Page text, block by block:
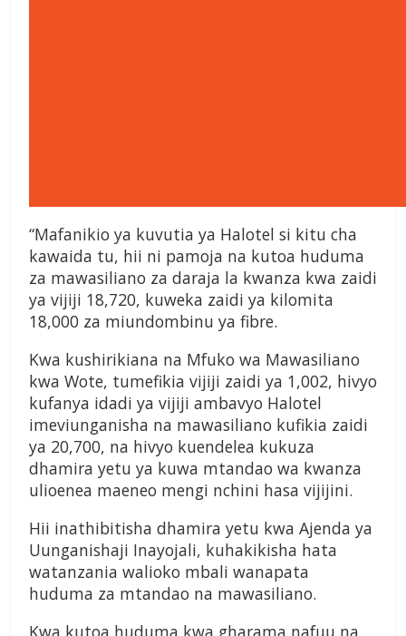
“Mafanikio ya kuvutia ya Halotel si kitu cha
kawaida tu, hii ni pamoja na kutoa huduma
za mawasiliano za daraja la kwanza kwa zaidi
ya vijiji 18,720, kuweka zaidi ya kilomita
18,000 za miundombinu ya fibre.
Kwa kushirikiana na Mfuko wa Mawasiliano
kwa Wote, tumefikia vijiji zaidi ya 1,002, hivyo
kufanya idadi ya vijiji ambavyo Halotel
imeviunganisha na mawasiliano kufikia zaidi
ya 20,700, na hivyo kuendelea kukuza
dhamira yetu ya kuwa mtandao wa kwanza
ulioenea maeneo mengi nchini hasa vijijini.
Hii inathibitisha dhamira yetu kwa Ajenda ya
Uunganishaji Inayojali, kuhakikisha hata
watanzania walioko mbali wanapata
huduma za mtandao na mawasiliano.
Kwa kutoa huduma kwa gharama nafuu na